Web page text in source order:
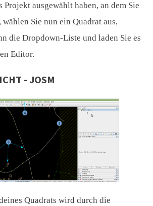
Projekt ausgewählt haben, an dem Sie
Sie nun ein Quadrat aus,
die Dropdown-Liste und laden Sie es
Editor.
- JOSM
Quadrats wird durch die